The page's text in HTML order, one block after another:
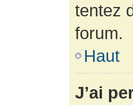
tentez
forum.
Haut
J’ai